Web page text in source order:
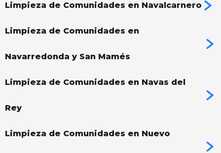
Limpieza de Comunidades en Navalcarnero
Limpieza de Comunidades en
Navarredonda y San Mamés
Limpieza de Comunidades en Navas del
Rey
Limpieza de Comunidades en Nuevo